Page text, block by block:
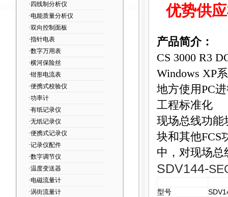
·四线制分析仪
·电能质量分析仪
·双向控制面板
·指针电表
·数字万用表
·横河保险丝
·钳形电流表
·便携式校验仪
·功率计
·有纸记录仪
·无纸记录仪
·便携式记录仪
·记录仪配件
·数字调节仪
·温度变送器
·电磁流量计
·涡街流量计
优势供
产品简介：
CS 3000 R3
Windows XP
地方使用PC
工程标准化
现场总线功能
块和其他FCS
中，对现场总
SDV144-
型号